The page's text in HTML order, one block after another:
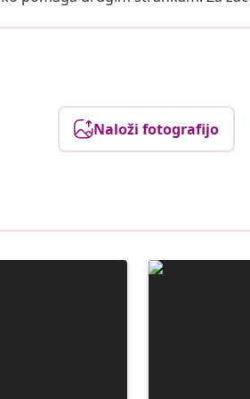
Naloži fotografijo